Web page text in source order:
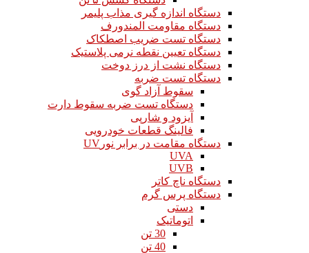
دستگاه اندازه گیری مذاب پلیمر
دستگاه مقاومت المندورف
دستگاه تست ضریب اصطکاک
دستگاه تعیین نقطه نرمی پلاستیک
دستگاه نشت از درز دوخت
دستگاه تست ضربه
سقوط آزاد گوی
دستگاه تست ضربه سقوط دارت
آیزود و شارپی
فالینگ قطعات خودرویی
دستگاه مقامت در برابر نورUV
UVA
UVB
دستگاه ناچ کاتر
دستگاه پرس گرم
دستی
اتوماتیک
30 تن
40 تن